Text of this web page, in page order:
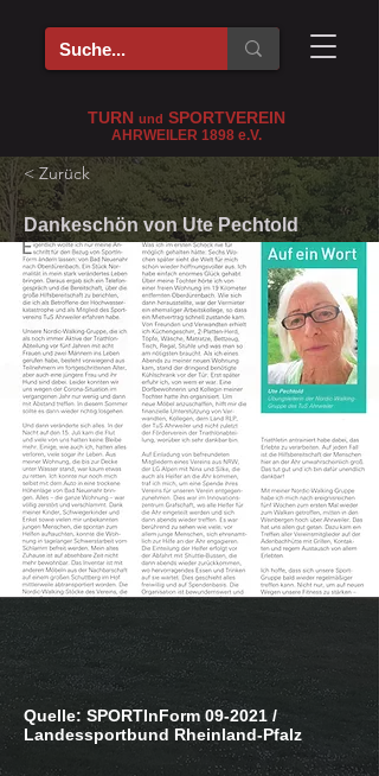
TURN und SPORTVEREIN
AHRWEILER 1898 e.V.
< Zurück
Dankeschön von Ute Pechtold
Quelle: SPORTInForm 09-2021 /
Landessportbund Rheinland-Pfalz